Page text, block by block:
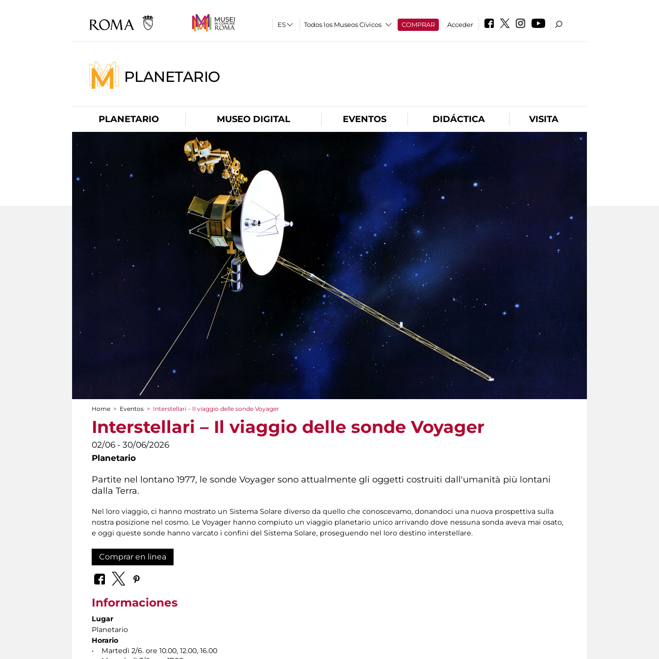
Todos los Museos Cívicos COMPRAR Acceder
PLANETARIO
PLANETARIO MUSEO DIGITAL EVENTOS DIDÁCTICA VISITA
You are here
Home > Eventos > Interstellari – Il viaggio delle sonde Voyager
Interstellari – Il viaggio delle sonde Voyager
02/06 - 30/06/2026
Planetario
Partite nel lontano 1977, le sonde Voyager sono attualmente gli oggetti costruiti dall'umanità più lontani
dalla Terra.
Nel loro viaggio, ci hanno mostrato un Sistema Solare diverso da quello che conoscevamo, donandoci una nuova prospettiva sulla
nostra posizione nel cosmo. Le Voyager hanno compiuto un viaggio planetario unico arrivando dove nessuna sonda aveva mai osato,
e oggi queste sonde hanno varcato i confini del Sistema Solare, proseguendo nel loro destino interstellare.
Comprar en linea
Informaciones
Lugar
Planetario
Horario
• Martedì 2/6. ore 10.00, 12.00, 16.00